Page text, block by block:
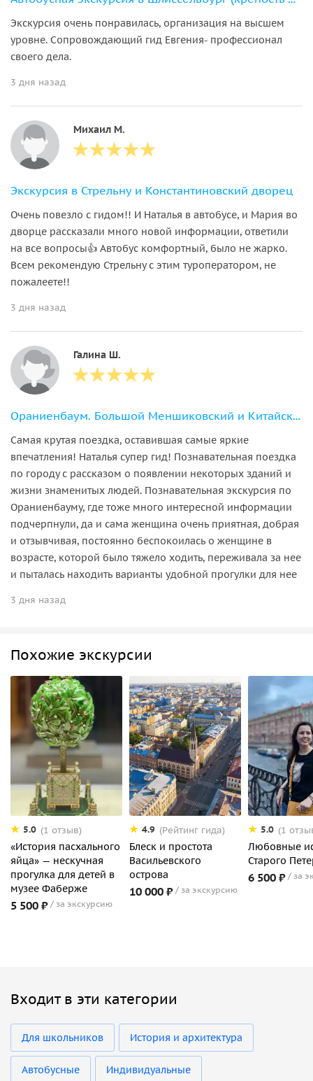
Экскурсия очень понравилась, организация на высшем
уровне. Сопровождающий гид Евгения- профессионал
своего дела.
3 дня назад
Михаил М.
Экскурсия в Стрельну и Константиновский дворец
Очень повезло с гидом!! И Наталья в автобусе, и Мария во
дворце рассказали много новой информации, ответили
на все вопросы👍 Автобус комфортный, было не жарко.
Всем рекомендую Стрельну с этим туроператором, не
пожалеете!!
3 дня назад
Галина Ш.
Ораниенбаум. Большой Меншиковский и Китайский дворцы. Стеклярусный кабинет
Самая крутая поездка, оставившая самые яркие
впечатления! Наталья супер гид! Познавательная поездка
по городу с рассказом о появлении некоторых зданий и
жизни знаменитых людей. Познавательная экскурсия по
Ораниенбауму, где тоже много интересной информации
подчерпнули, да и сама женщина очень приятная, добрая
и отзывчивая, постоянно беспокоилась о женщине в
возрасте, которой было тяжело ходить, переживала за нее
и пыталась находить варианты удобной прогулки для нее
3 дня назад
Похожие экскурсии
5.0 (1 отзыв)
«История пасхального
яйца» — нескучная
прогулка для детей в
музее Фаберже
5 500 ₽ за экскурсию
4.9 (Рейтинг гида)
Блеск и простота
Васильевского
острова
10 000 ₽ за экскурсию
5.0 (1
Любовные
Старого
6 500 ₽ за
Входит в эти категории
Для школьников История и архитектура
Автобусные Индивидуальные